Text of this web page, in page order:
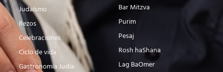
Judaísmo
Rezos
Celebraciones
Ciclo de vida
Gastronomía Judía
Bar Mitzva
Purim
Pesaj
Rosh haShana
Lag BaOmer